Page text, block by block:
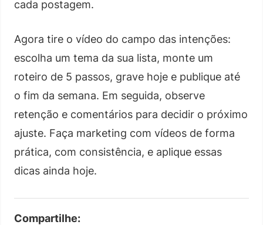
cada postagem.
Agora tire o vídeo do campo das intenções:
escolha um tema da sua lista, monte um
roteiro de 5 passos, grave hoje e publique até
o fim da semana. Em seguida, observe
retenção e comentários para decidir o próximo
ajuste. Faça marketing com vídeos de forma
prática, com consistência, e aplique essas
dicas ainda hoje.
Compartilhe: